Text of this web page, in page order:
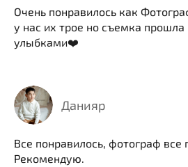
Очень понравилось как
у нас их трое но съемка прошла
улыбками❤️
Данияр
Все понравилось, фотограф все
Рекомендую.